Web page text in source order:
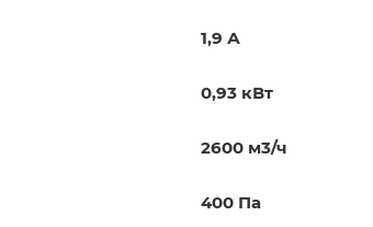
1,9 А
0,93 кВт
2600 м3/ч
400 Па